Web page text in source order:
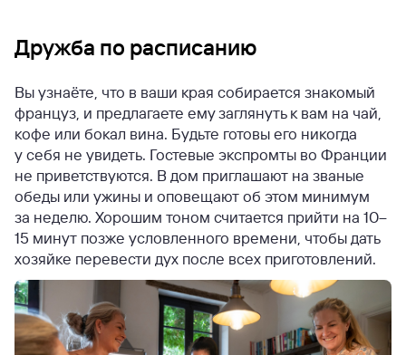
Дружба по расписанию
Вы узнаёте, что в ваши края собирается знакомый
француз, и предлагаете ему заглянуть к вам на чай,
кофе или бокал вина. Будьте готовы его никогда
у себя не увидеть. Гостевые экспромты во Франции
не приветствуются. В дом приглашают на званые
обеды или ужины и оповещают об этом минимум
за неделю. Хорошим тоном считается прийти на 10–
15 минут позже условленного времени, чтобы дать
хозяйке перевести дух после всех приготовлений.